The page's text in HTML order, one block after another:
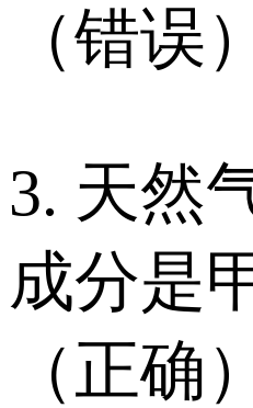
（错误）
3. 天然
成分是
（正确）